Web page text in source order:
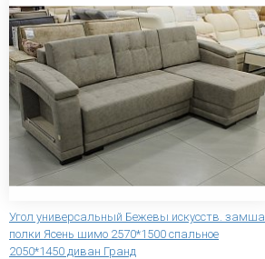
Угол универсальный Бежевы искусств. замша
полки Ясень шимо 2570*1500 спальное
2050*1450 диван Гранд